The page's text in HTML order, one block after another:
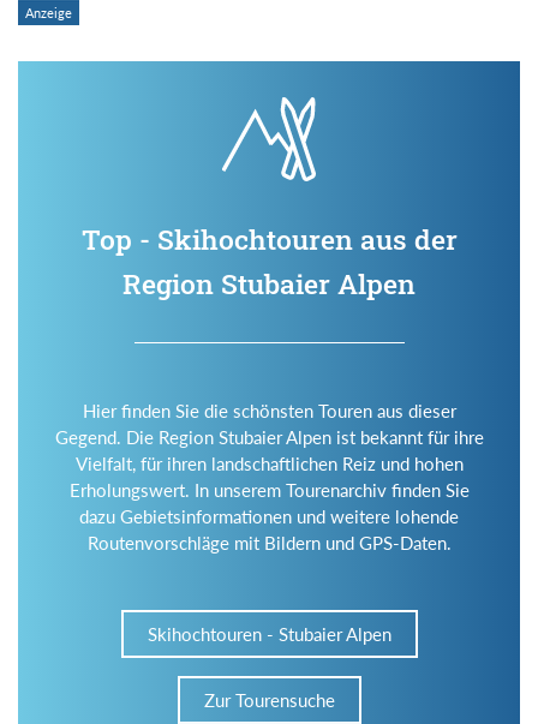
Top - Skihochtouren aus der
Region Stubaier Alpen
Hier finden Sie die schönsten Touren aus dieser
Gegend. Die Region Stubaier Alpen ist bekannt für ihre
Vielfalt, für ihren landschaftlichen Reiz und hohen
Erholungswert. In unserem Tourenarchiv finden Sie
dazu Gebietsinformationen und weitere lohende
Routenvorschläge mit Bildern und GPS-Daten.
Skihochtouren - Stubaier Alpen
Zur Tourensuche